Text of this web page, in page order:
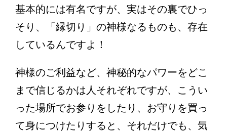
基本的には有名ですが、実はその裏でひっ
そり、「縁切り」の神様なるものも、存在
しているんですよ！
神様のご利益など、神秘的なパワーをどこ
まで信じるかは人それぞれですが、こうい
った場所でお参りをしたり、お守りを買っ
て身につけたりすると、それだけでも、気